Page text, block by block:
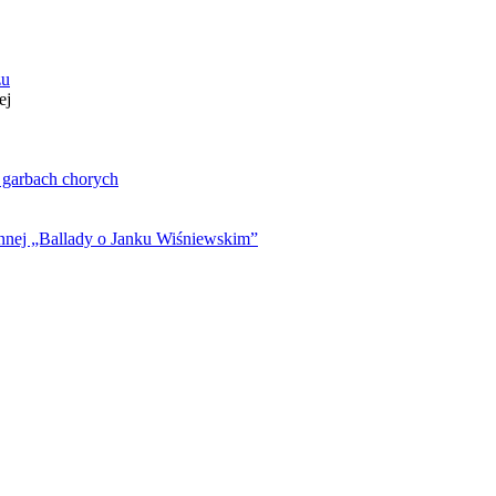
chorych
„Ballady o Janku Wiśniewskim”